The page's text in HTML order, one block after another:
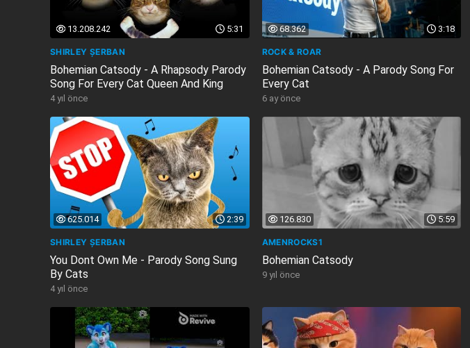
5:31
13.208.242
SHIRLEY ȘERBAN
Bohemian Catsody - A Rhapsody Parody
Song For Every Cat Queen And King
4 yıl önce
3:18
68.362
ROCK & ROAR
Bohemian Catsody - A Parody Song For
Every Cat
6 ay önce
2:39
625.014
SHIRLEY ȘERBAN
You Dont Own Me - Parody Song Sung
By Cats
4 yıl önce
5:59
126.830
AMENROCKS1
Bohemian Catsody
9 yıl önce